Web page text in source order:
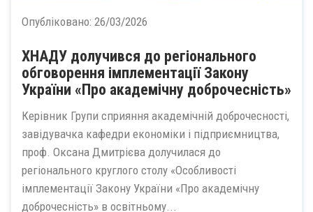
Опубліковано: 26/03/2026
ХНАДУ долучився до регіонального
обговорення імплементації Закону
України «Про академічну доброчесність»
Керівник Групи сприяння академічній доброчесності,
завідувачка кафедри економіки і підприємництва,
проф. Оксана Дмитрієва долучилася до
регіонального круглого столу «Особливості
імплементації Закону України «Про академічну
доброчесність» в освітньому...